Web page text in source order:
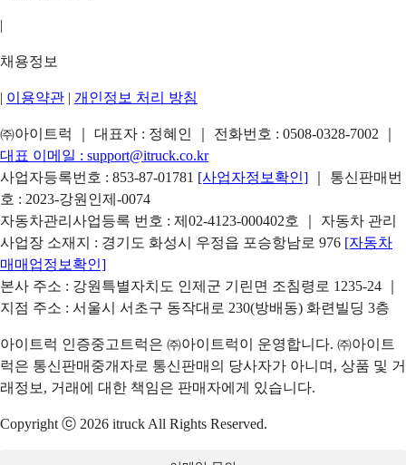
|
채용정보
| 이용약관 | 개인정보 처리 방침
㈜아이트럭 ｜ 대표자 : 정혜인 ｜ 전화번호 : 0508-0328-7002
대표 이메일 : support@itruck.co.kr
사업자등록번호 : 853-87-01781 [사업자정보확인]
｜ 통신판매번
호 : 2023-강원인제-0074
자동차관리사업등록 번호 : 제02-4123-000402호 ｜ 자동차 관리
사업장 소재지 : 경기도 화성시 우정읍 포승항남로 976 [자동차
매매업정보확인]
본사 주소 : 강원특별자치도 인제군 기린면 조침령로 1235-24 ｜
지점 주소 : 서울시 서초구 동작대로 230(방배동) 화련빌딩 3층
아이트럭 인증중고트럭은 ㈜아이트럭이 운영합니다. ㈜아이트
럭은 통신판매중개자로 통신판매의 당사자가 아니며, 상품 및 거
래정보, 거래에 대한 책임은 판매자에게 있습니다.
Copyright ⓒ 2026 itruck All Rights Reserved.